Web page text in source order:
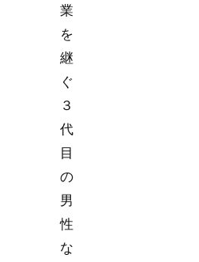
業
を
継
ぐ
３
代
目
の
男
性
な